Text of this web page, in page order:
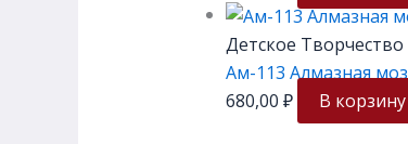
Детское Творчество
Ам-113 Алмазная
680,00 ₽ В корзину